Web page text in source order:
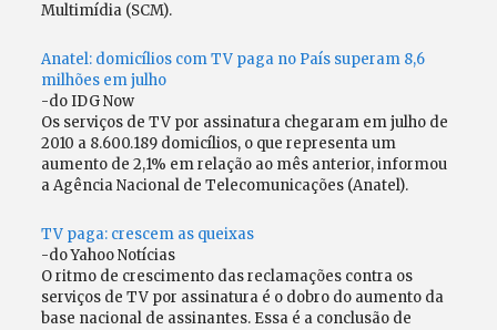
Multimídia (SCM).
Anatel: domicílios com TV paga no País superam 8,6
milhões em julho
-do IDG Now
Os serviços de TV por assinatura chegaram em julho de
2010 a 8.600.189 domicílios, o que representa um
aumento de 2,1% em relação ao mês anterior, informou
a Agência Nacional de Telecomunicações (Anatel).
TV paga: crescem as queixas
-do Yahoo Notícias
O ritmo de crescimento das reclamações contra os
serviços de TV por assinatura é o dobro do aumento da
base nacional de assinantes. Essa é a conclusão de